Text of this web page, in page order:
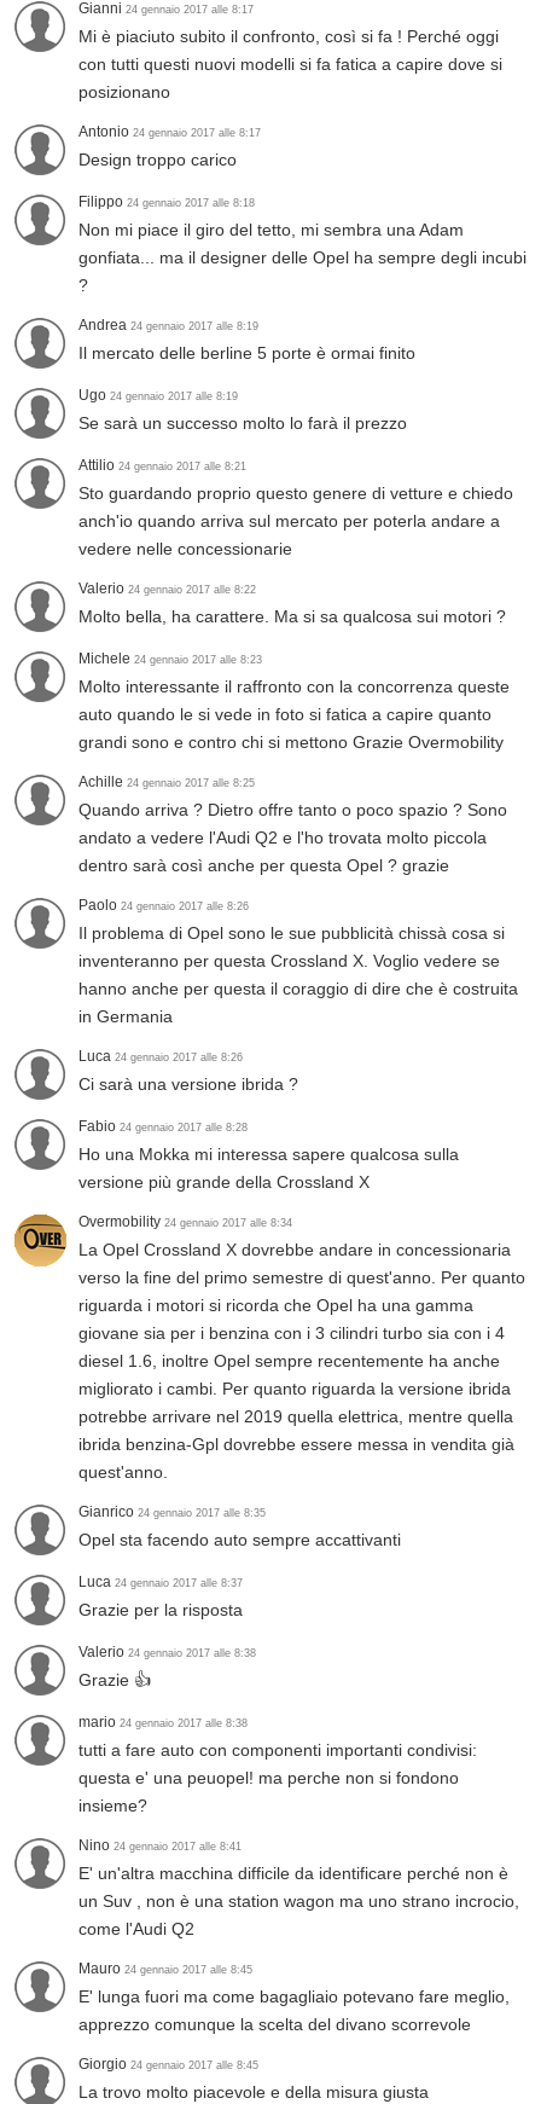
Gianni 24 gennaio 2017 alle 8:17
Mi è piaciuto subito il confronto, così si fa ! Perché oggi
con tutti questi nuovi modelli si fa fatica a capire dove si
posizionano
Antonio 24 gennaio 2017 alle 8:17
Design troppo carico
Filippo 24 gennaio 2017 alle 8:18
Non mi piace il giro del tetto, mi sembra una Adam
gonfiata... ma il designer delle Opel ha sempre degli incubi
?
Andrea 24 gennaio 2017 alle 8:19
Il mercato delle berline 5 porte è ormai finito
Ugo 24 gennaio 2017 alle 8:19
Se sarà un successo molto lo farà il prezzo
Attilio 24 gennaio 2017 alle 8:21
Sto guardando proprio questo genere di vetture e chiedo
anch'io quando arriva sul mercato per poterla andare a
vedere nelle concessionarie
Valerio 24 gennaio 2017 alle 8:22
Molto bella, ha carattere. Ma si sa qualcosa sui motori ?
Michele 24 gennaio 2017 alle 8:23
Molto interessante il raffronto con la concorrenza queste
auto quando le si vede in foto si fatica a capire quanto
grandi sono e contro chi si mettono Grazie Overmobility
Achille 24 gennaio 2017 alle 8:25
Quando arriva ? Dietro offre tanto o poco spazio ? Sono
andato a vedere l'Audi Q2 e l'ho trovata molto piccola
dentro sarà così anche per questa Opel ? grazie
Paolo 24 gennaio 2017 alle 8:26
Il problema di Opel sono le sue pubblicità chissà cosa si
inventeranno per questa Crossland X. Voglio vedere se
hanno anche per questa il coraggio di dire che è costruita
in Germania
Luca 24 gennaio 2017 alle 8:26
Ci sarà una versione ibrida ?
Fabio 24 gennaio 2017 alle 8:28
Ho una Mokka mi interessa sapere qualcosa sulla
versione più grande della Crossland X
Overmobility 24 gennaio 2017 alle 8:34
La Opel Crossland X dovrebbe andare in concessionaria
verso la fine del primo semestre di quest'anno. Per quanto
riguarda i motori si ricorda che Opel ha una gamma
giovane sia per i benzina con i 3 cilindri turbo sia con i 4
diesel 1.6, inoltre Opel sempre recentemente ha anche
migliorato i cambi. Per quanto riguarda la versione ibrida
potrebbe arrivare nel 2019 quella elettrica, mentre quella
ibrida benzina-Gpl dovrebbe essere messa in vendita già
quest'anno.
Gianrico 24 gennaio 2017 alle 8:35
Opel sta facendo auto sempre accattivanti
Luca 24 gennaio 2017 alle 8:37
Grazie per la risposta
Valerio 24 gennaio 2017 alle 8:38
Grazie 👍
mario 24 gennaio 2017 alle 8:38
tutti a fare auto con componenti importanti condivisi:
questa e' una peuopel! ma perche non si fondono
insieme?
Nino 24 gennaio 2017 alle 8:41
E' un'altra macchina difficile da identificare perché non è
un Suv , non è una station wagon ma uno strano incrocio,
come l'Audi Q2
Mauro 24 gennaio 2017 alle 8:45
E' lunga fuori ma come bagagliaio potevano fare meglio,
apprezzo comunque la scelta del divano scorrevole
Giorgio 24 gennaio 2017 alle 8:45
La trovo molto piacevole e della misura giusta